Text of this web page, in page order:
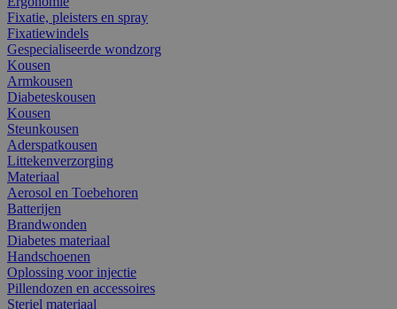
Fixatie, pleisters en spray
Fixatiewindels
Gespecialiseerde wondzorg
Kousen
Armkousen
Diabeteskousen
Kousen
Steunkousen
Aderspatkousen
Littekenverzorging
Materiaal
Aerosol en Toebehoren
Batterijen
Brandwonden
Diabetes materiaal
Handschoenen
Oplossing voor injectie
Pillendozen en accessoires
Steriel materiaal